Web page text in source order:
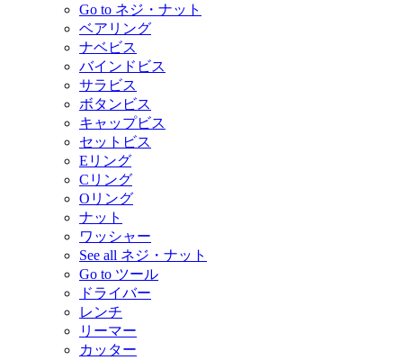
Go to ネジ・ナット
ベアリング
ナベビス
バインドビス
サラビス
ボタンビス
キャップビス
セットビス
Eリング
Cリング
Oリング
ナット
ワッシャー
See all ネジ・ナット
Go to ツール
ドライバー
レンチ
リーマー
カッター